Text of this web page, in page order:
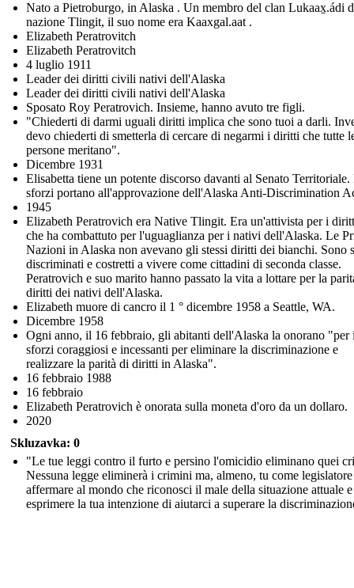
Nato a Pietroburgo, in Alaska . Un membro del clan Lukaax̱.ádi
nazione Tlingit, il suo nome era Kaaxgal.aat .
Elizabeth Peratrovitch
Elizabeth Peratrovitch
4 luglio 1911
Leader dei diritti civili nativi dell'Alaska
Leader dei diritti civili nativi dell'Alaska
Sposato Roy Peratrovich. Insieme, hanno avuto tre figli.
"Chiederti di darmi uguali diritti implica che sono tuoi a darli.
devo chiederti di smetterla di cercare di negarmi i diritti che tutte
persone meritano".
Dicembre 1931
Elisabetta tiene un potente discorso davanti al Senato Territoriale.
sforzi portano all'approvazione dell'Alaska Anti-Discrimination
1945
Elizabeth Peratrovich era Native Tlingit. Era un'attivista per i
che ha combattuto per l'uguaglianza per i nativi dell'Alaska. Le
Nazioni in Alaska non avevano gli stessi diritti dei bianchi. Sono
discriminati e costretti a vivere come cittadini di seconda classe.
Peratrovich e suo marito hanno passato la vita a lottare per la
diritti dei nativi dell'Alaska.
Elizabeth muore di cancro il 1 ° dicembre 1958 a Seattle, WA.
Dicembre 1958
Ogni anno, il 16 febbraio, gli abitanti dell'Alaska la onorano "per
sforzi coraggiosi e incessanti per eliminare la discriminazione e
realizzare la parità di diritti in Alaska".
16 febbraio 1988
16 febbraio
Elizabeth Peratrovich è onorata sulla moneta d'oro da un dollaro.
2020
Skluzavka: 0
"Le tue leggi contro il furto e persino l'omicidio eliminano quei
Nessuna legge eliminerà i crimini ma, almeno, tu come
affermare al mondo che riconosci il male della situazione attuale e
esprimere la tua intenzione di aiutarci a superare la